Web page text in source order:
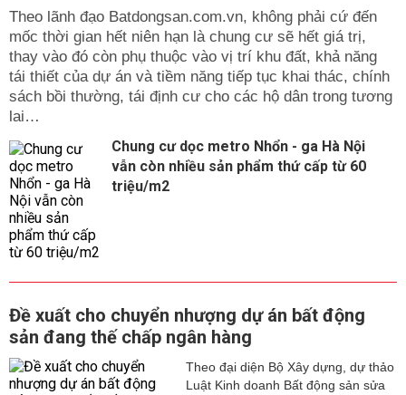
Theo lãnh đạo Batdongsan.com.vn, không phải cứ đến
mốc thời gian hết niên hạn là chung cư sẽ hết giá trị,
thay vào đó còn phụ thuộc vào vị trí khu đất, khả năng
tái thiết của dự án và tiềm năng tiếp tục khai thác, chính
sách bồi thường, tái định cư cho các hộ dân trong tương
lai…
Chung cư dọc metro Nhổn - ga Hà Nội
vẫn còn nhiều sản phẩm thứ cấp từ 60
triệu/m2
Đề xuất cho chuyển nhượng dự án bất động
sản đang thế chấp ngân hàng
Theo đại diện Bộ Xây dựng, dự thảo
Luật Kinh doanh Bất động sản sửa